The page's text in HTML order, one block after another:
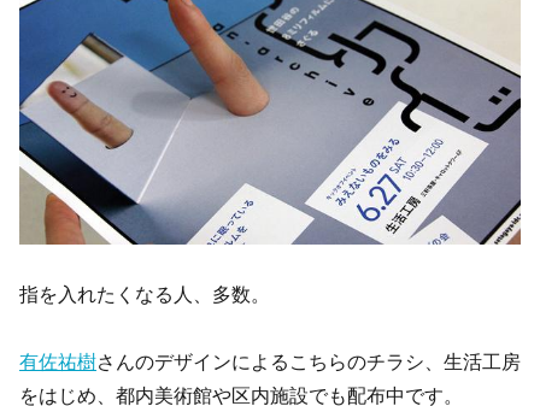
指を入れたくなる人、多数。
有佐祐樹さんのデザインによるこちらのチラシ、生活工房
をはじめ、都内美術館や区内施設でも配布中です。